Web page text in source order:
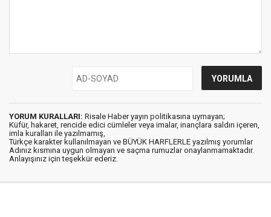
YORUM KURALLARI: Risale Haber yayın politikasına uymayan;
Küfür, hakaret, rencide edici cümleler veya imalar, inançlara saldırı içeren,
imla kuralları ile yazılmamış,
Türkçe karakter kullanılmayan ve BÜYÜK HARFLERLE yazılmış yorumlar
Adınız kısmına uygun olmayan ve saçma rumuzlar onaylanmamaktadır.
Anlayışınız için teşekkür ederiz.